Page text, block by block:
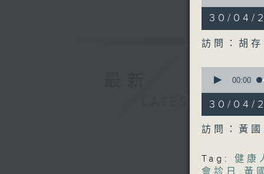
49
minutes,
39
seconds
90%
30/04/
訪問：胡
seconds
47
minutes,
15
seconds
90%
00:00
30/04/
訪問：黃
Tag:
健康